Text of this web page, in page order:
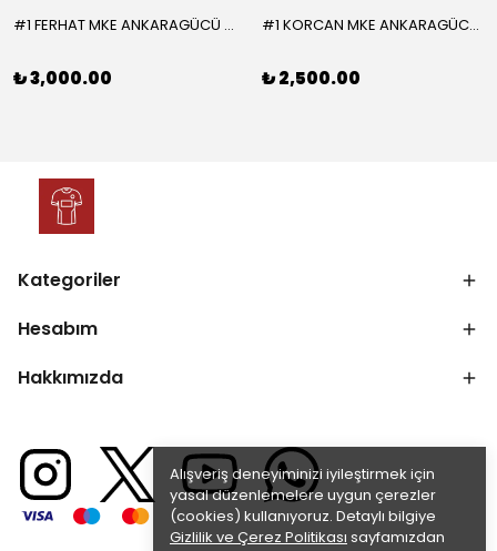
Alışveriş deneyiminizi iyileştirmek için
yasal düzenlemelere uygun çerezler
(cookies) kullanıyoruz. Detaylı bilgiye
Gizlilik ve Çerez Politikası sayfamızdan
#1 FERHAT MKE ANKARAGÜCÜ 2015-2016 KALECİ - LARGE
₺ 3,000.00
#1 KORCAN MKE ANKARAGÜCÜ 2019-2020 KALECİ - MEDIUM
₺ 2,500.00
Kategoriler
Hesabım
Hakkımızda